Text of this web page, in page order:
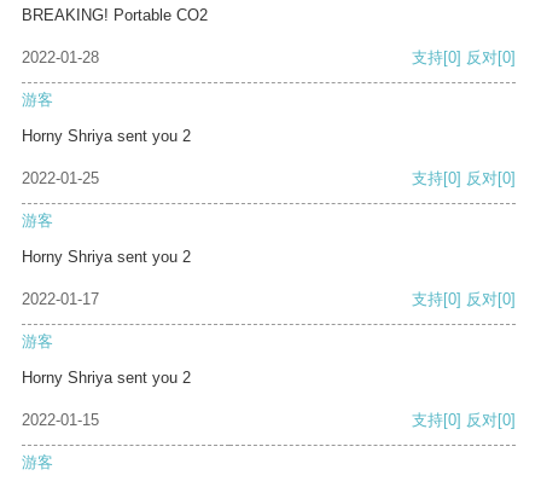
BREAKING! Portable CO2
2022-01-28 支持[0] 反对[0]
游客
Horny Shriya sent you 2
2022-01-25 支持[0] 反对[0]
游客
Horny Shriya sent you 2
2022-01-17 支持[0] 反对[0]
游客
Horny Shriya sent you 2
2022-01-15 支持[0] 反对[0]
游客